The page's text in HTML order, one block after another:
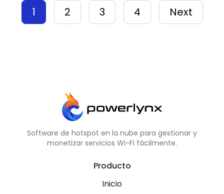
1 2 3 4 Next
Software de hotspot en la nube para gestionar y
monetizar servicios Wi-Fi fácilmente.
Producto
Inicio